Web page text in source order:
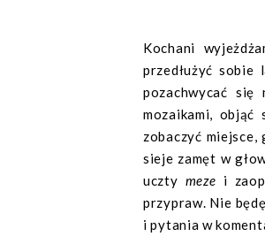
Kochani
przedłużyć sobie
pozachwycać się
mozaikami,
zobaczyć
sieje zamęt w
uczty meze i
przypraw. Nie
i pytania w